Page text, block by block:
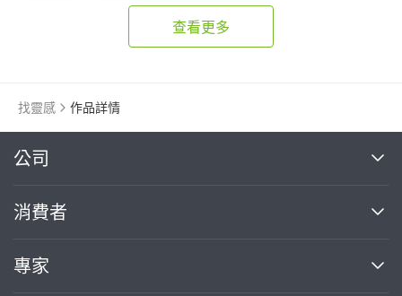
私人健身教練
查看更多
找靈感 作品詳情
公司
關於我們
部落格
消費者
買服務
專家
繼續完成